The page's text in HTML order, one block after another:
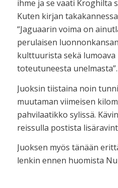
ihme ja se vaati Kroghilta
Kuten kirjan
“Jaguaarin voima on
perulaisen
kulttuurista sekä
toteutuneesta
Juoksin tiistaina noin
muutaman viimeisen
pahvilaatikko sylissä.
reissulla postista
Juoksen myös tänään
lenkin ennen huomista